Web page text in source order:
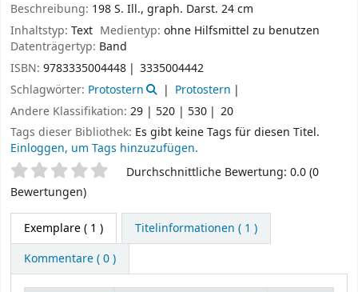
Beschreibung: 198 S. Ill., graph. Darst. 24 cm
Inhaltstyp: Text Medientyp:ohne Hilfsmittel zu benutzen
Datenträgertyp: Band
ISBN: 9783335004448
3335004442
Schlagwörter: Protostern
Protostern
Andere Klassifikation: 29 | 520 | 530
20
Tags dieser Bibliothek: Es gibt keine Tags für diesen Titel.
Einloggen, um Tags hinzuzufügen.
SternchenbewertungDurchschnittliche Bewertung: 0.0 (0
Bewertungen)
Exemplare( 1 )
Titelinformationen ( 1 )
Kommentare ( 0 )